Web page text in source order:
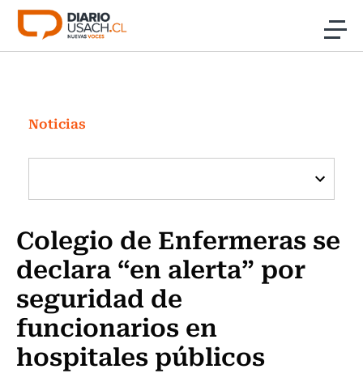
Click acá para ir directamente al contenido
Investigación
Cultura
Programas Radio y TV Usach
Noticias
Colegio de Enfermeras se
declara “en alerta” por
seguridad de
funcionarios en
hospitales públicos